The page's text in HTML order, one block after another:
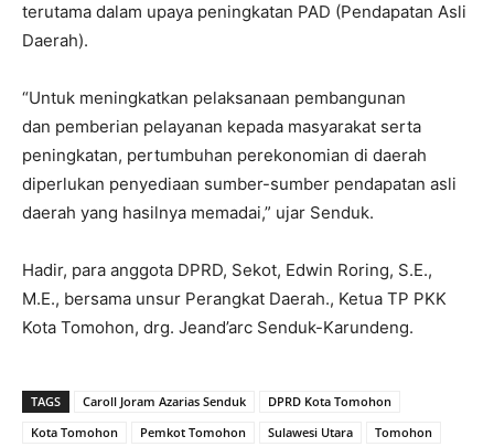
terutama dalam upaya peningkatan PAD (Pendapatan Asli
Daerah).
“Untuk meningkatkan pelaksanaan pembangunan
dan pemberian pelayanan kepada masyarakat serta
peningkatan, pertumbuhan perekonomian di daerah
diperlukan penyediaan sumber-sumber pendapatan asli
daerah yang hasilnya memadai,” ujar Senduk.
Hadir, para anggota DPRD, Sekot, Edwin Roring, S.E.,
M.E., bersama unsur Perangkat Daerah., Ketua TP PKK
Kota Tomohon, drg. Jeand’arc Senduk-Karundeng.
TAGS Caroll Joram Azarias Senduk
DPRD Kota Tomohon
Kota Tomohon
Pemkot Tomohon Sulawesi Utara
Tomohon